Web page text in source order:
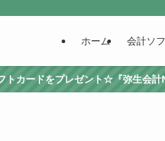
ホーム 会計ソ
カードをプレゼント☆『弥生会計